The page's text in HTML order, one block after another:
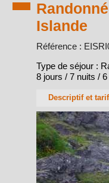
Islande
Référence :
Type de séjour :
8 jours / 7 nuits /
Descriptif et